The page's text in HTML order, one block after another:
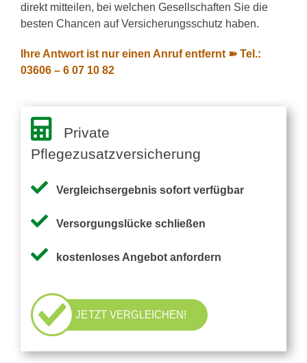
direkt mitteilen, bei welchen Gesellschaften Sie die
besten Chancen auf Versicherungsschutz haben.
Ihre Antwort ist nur einen Anruf entfernt ➽ Tel.:
03606 – 6 07 10 82
Private
Pflegezusatzversicherung
Vergleichsergebnis sofort verfügbar
Versorgungslücke schließen
kostenloses Angebot anfordern
JETZT VERGLEICHEN!